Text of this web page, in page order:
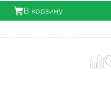
В корзину